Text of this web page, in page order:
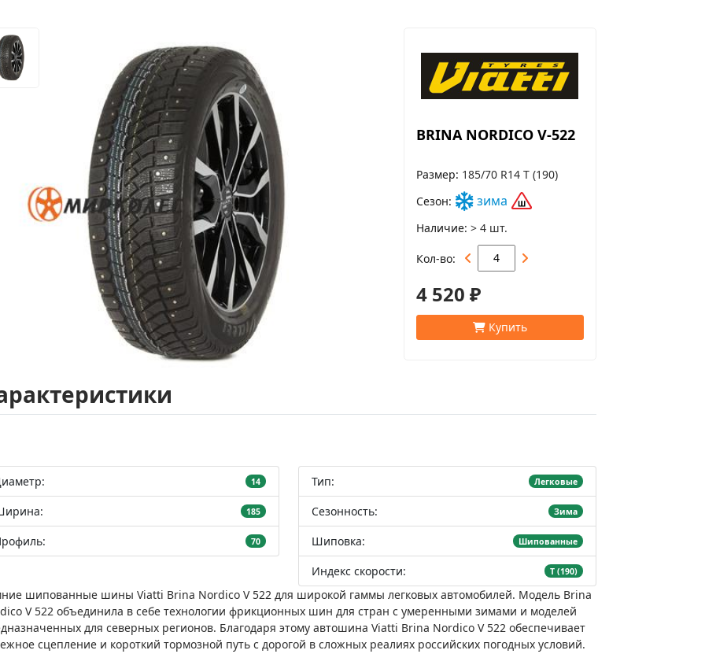
BRINA NORDICO V-522
Размер 185/70 R14 T (190)
Сезон
зима
Наличие > 4 шт.
Кол-во
4 520 ₽
Купить
14
185
70
Тип: Легковые
Сезонность: Зима
Шиповка: Шипованные
Индекс скорости: T (190)
шипованные шины Viatti Brina Nordico V 522 для широкой гаммы легковых автомобилей. Модель Brina
V 522 объединила в себе технологии фрикционных шин для стран с умеренными зимами и моделей
для северных регионов. Благодаря этому автошина Viatti Brina Nordico V 522 обеспечивает
сцепление и короткий тормозной путь с дорогой в сложных реалиях российских погодных условий.